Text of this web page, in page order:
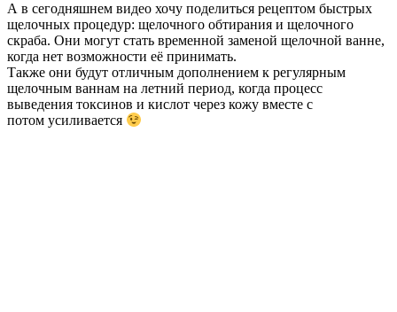
А в сегодняшнем видео хочу поделиться рецептом быстрых
щелочных процедур: щелочного обтирания и щелочного
скраба. Они могут стать временной заменой щелочной ванне,
когда нет возможности её принимать.
Также они будут отличным дополнением к регулярным
щелочным ваннам на летний период, когда процесс
выведения токсинов и кислот через кожу вместе с
потом усиливается